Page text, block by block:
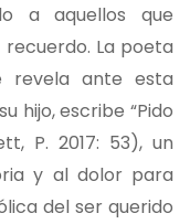
a aquellos que
La poeta
revela ante esta
hijo, escribe “Pido
P. 2017: 53), un
y al dolor para
del ser querido